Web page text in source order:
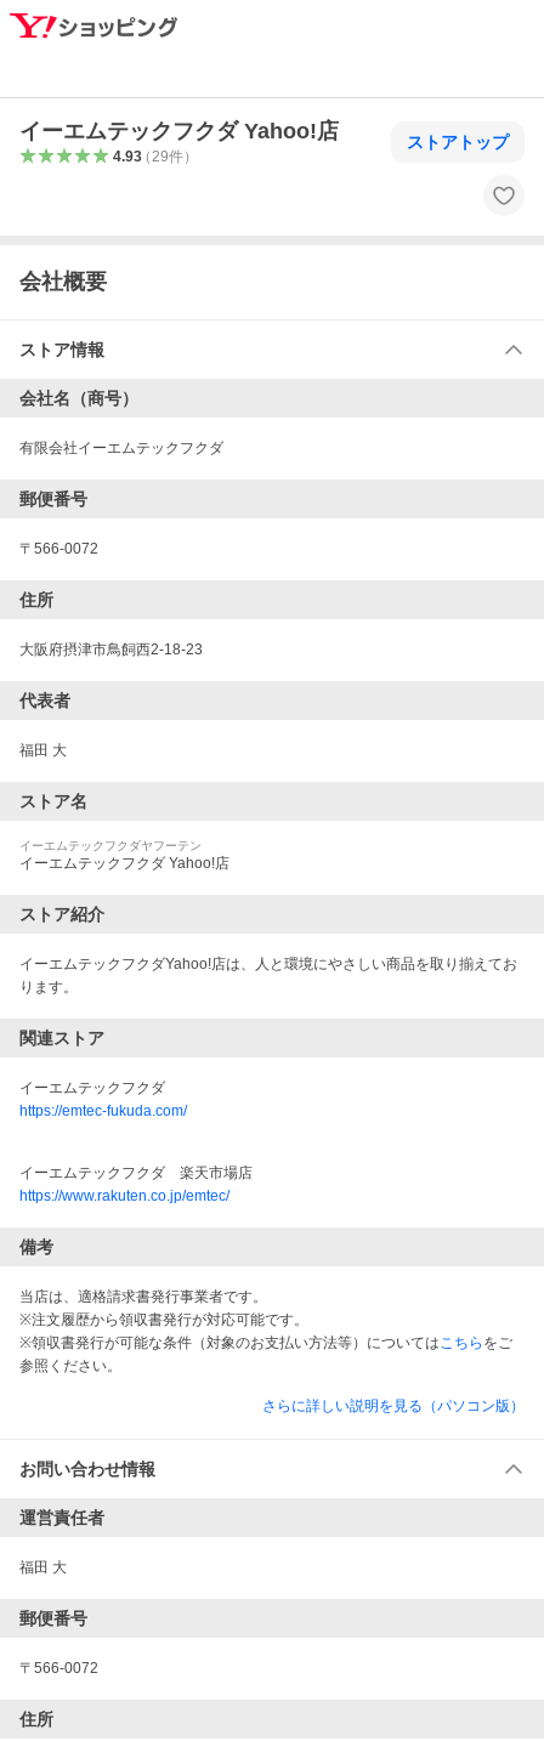
イーエムテックフクダ Yahoo!店
4.93（ 29件）
ストアトップ
会社概要
ストア情報
会社名（商号）
有限会社イーエムテックフクダ
郵便番号
〒 566-0072
住所
大阪府摂津市鳥飼西2-18-23
代表者
福田 大
ストア名
イーエムテックフクダヤフーテン
イーエムテックフクダ Yahoo!店
ストア紹介
イーエムテックフクダYahoo!店は、人と環境にやさしい商品を取り揃えてお
ります。
関連ストア
イーエムテックフクダ
https://emtec-fukuda.com/
イーエムテックフクダ　楽天市場店
https://www.rakuten.co.jp/emtec/
備考
当店は、適格請求書発行事業者です。
※注文履歴から領収書発行が対応可能です。
※領収書発行が可能な条件（対象のお支払い方法等）についてはこちら をご
参照ください。
さらに詳しい説明を見る（パソコン版）
お問い合わせ情報
運営責任者
福田 大
郵便番号
〒566-0072
住所